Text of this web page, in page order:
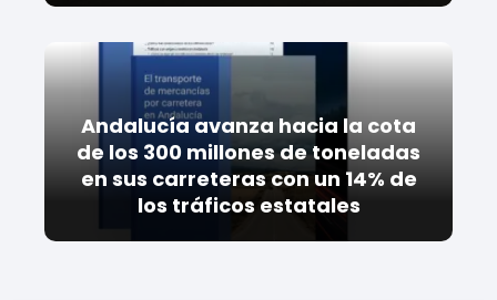
Andalucía avanza hacia la cota
de los 300 millones de toneladas
en sus carreteras con un 14% de
los tráficos estatales